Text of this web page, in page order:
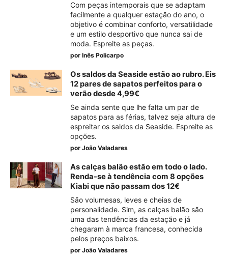
Com peças intemporais que se adaptam
facilmente a qualquer estação do ano, o
objetivo é combinar conforto, versatilidade
e um estilo desportivo que nunca sai de
moda. Espreite as peças.
por Inês Policarpo
Os saldos da Seaside estão ao rubro. Eis
12 pares de sapatos perfeitos para o
verão desde 4,99€
Se ainda sente que lhe falta um par de
sapatos para as férias, talvez seja altura de
espreitar os saldos da Seaside. Espreite as
opções.
por João Valadares
As calças balão estão em todo o lado.
Renda-se à tendência com 8 opções
Kiabi que não passam dos 12€
São volumesas, leves e cheias de
personalidade. Sim, as calças balão são
uma das tendências da estação e já
chegaram à marca francesa, conhecida
pelos preços baixos.
por João Valadares